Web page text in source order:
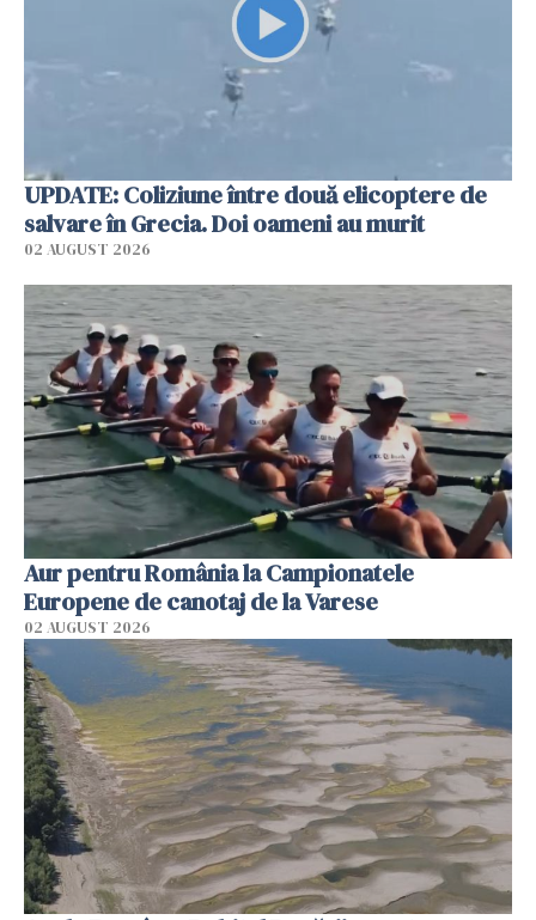
UPDATE: Coliziune între două elicoptere de
salvare în Grecia. Doi oameni au murit
02 AUGUST 2026
Aur pentru România la Campionatele
Europene de canotaj de la Varese
02 AUGUST 2026